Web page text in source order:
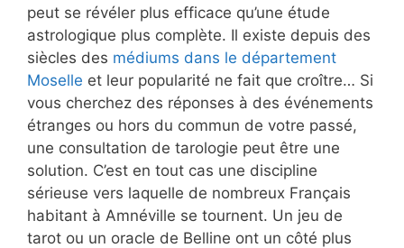
peut se révéler plus efficace qu’une étude
astrologique plus complète. Il existe depuis des
siècles des médiums dans le département
Moselle et leur popularité ne fait que croître… Si
vous cherchez des réponses à des événements
étranges ou hors du commun de votre passé,
une consultation de tarologie peut être une
solution. C’est en tout cas une discipline
sérieuse vers laquelle de nombreux Français
habitant à Amnéville se tournent. Un jeu de
tarot ou un oracle de Belline ont un côté plus